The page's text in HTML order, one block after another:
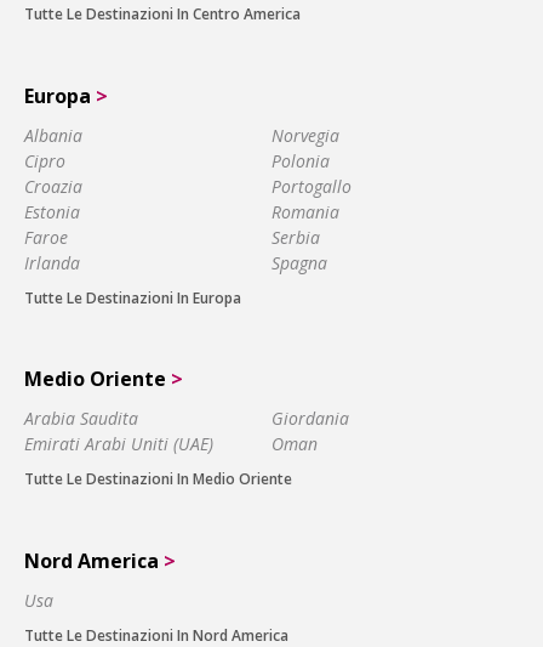
Tutte Le Destinazioni In Centro America
Europa >
Albania
Cipro
Croazia
Estonia
Faroe
Irlanda
Norvegia
Polonia
Portogallo
Romania
Serbia
Spagna
Tutte Le Destinazioni In Europa
Medio Oriente >
Arabia Saudita
Emirati Arabi Uniti (UAE)
Giordania
Oman
Tutte Le Destinazioni In Medio Oriente
Nord America >
Usa
Tutte Le Destinazioni In Nord America